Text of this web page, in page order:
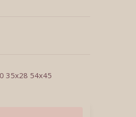
35x28 54x45